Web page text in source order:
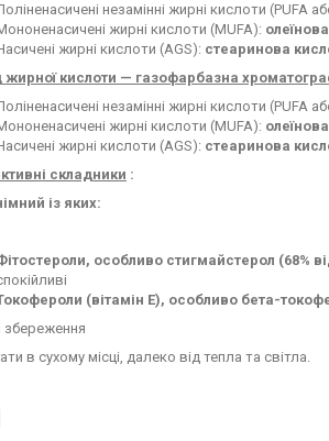
незамінні жирні кислоти (PUFA
жирні кислоти (MUFA):
жирні кислоти (AGS): стеаринова
жирної кислоти — газофарбазна
незамінні жирні кислоти (PUFA
жирні кислоти (MUFA):
жирні кислоти (AGS): стеаринова
складники :
із яких:
особливо стигмайстерол (68%
(вітамін Е), особливо бета-
збереження
в сухому місці, далеко від тепла та світла.